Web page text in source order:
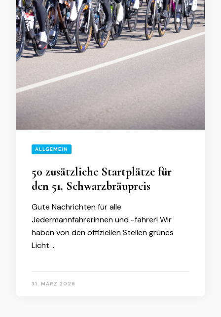
ALLGEMEIN
50 zusätzliche Startplätze für
den 51. Schwarzbräupreis
Gute Nachrichten für alle
Jedermannfahrerinnen und -fahrer! Wir
haben von den offiziellen Stellen grünes
Licht …
31. MÄRZ 2026